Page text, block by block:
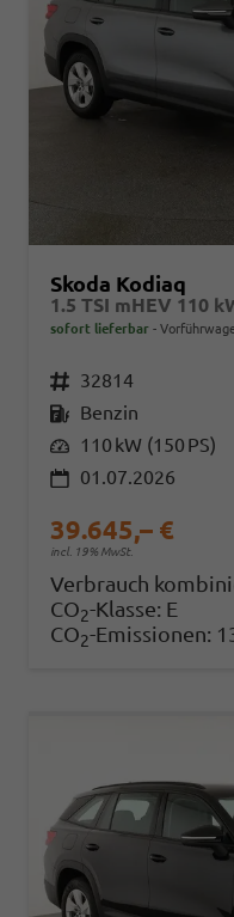
Skoda Kodiaq
sofort lieferbar
Fahrzeugnr. 32814
Kraftstoff Benzin
Leistung 110 kW (150 PS)
01.07.2026
39.645,– €
incl. 19% MwSt.
Verbrauch
CO2-Klasse: E
CO2-Emissionen: